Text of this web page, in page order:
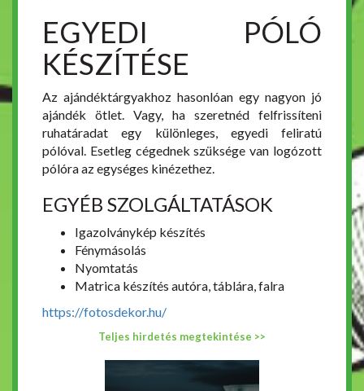
EGYEDI PÓLÓ
KÉSZÍTÉSE
Az ajándéktárgyakhoz hasonlóan egy nagyon jó
ajándék ötlet. Vagy, ha szeretnéd felfrissíteni
ruhatáradat egy különleges, egyedi feliratú
pólóval. Esetleg cégednek szüksége van logózott
pólóra az egységes kinézethez.
EGYÉB SZOLGÁLTATÁSOK
Igazolványkép készítés
Fénymásolás
Nyomtatás
Matrica készítés autóra, táblára, falra
https://fotosdekor.hu/
Teljes hirdetés megtekintése >>